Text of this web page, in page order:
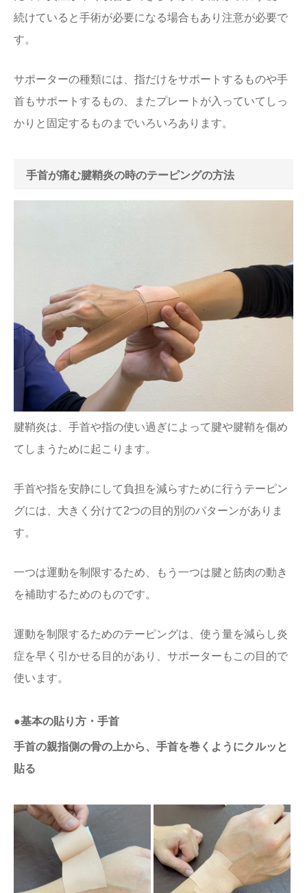
続けていると手術が必要になる場合もあり注意が必要で
す。
サポーターの種類には、指だけをサポートするものや手
首もサポートするもの、またプレートが入っていてしっ
かりと固定するものまでいろいろあります。
手首が痛む腱鞘炎の時のテーピングの方法
腱鞘炎は、手首や指の使い過ぎによって腱や腱鞘を傷め
てしまうために起こります。
手首や指を安静にして負担を減らすために行うテーピン
グには、大きく分けて2つの目的別のパターンがありま
す。
一つは運動を制限するため、もう一つは腱と筋肉の動き
を補助するためのものです。
運動を制限するためのテーピングは、使う量を減らし炎
症を早く引かせる目的があり、サポーターもこの目的で
使います。
●基本の貼り方・手首
手首の親指側の骨の上から、手首を巻くようにクルッと
貼る